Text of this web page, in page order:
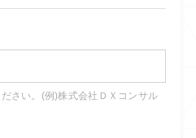
さい。(例)株式会社ＤＸコンサル